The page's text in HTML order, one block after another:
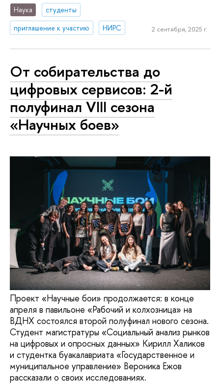
Наука
студенты
приглашение к участию
НИРС 2 сентября, 2025 г.
От собирательства до
цифровых сервисов: 2-й
полуфинал VIII сезона
«Научных боев»
Проект «Научные бои» продолжается: в конце
апреля в павильоне «Рабочий и колхозница» на
ВДНХ состоялся второй полуфинал нового сезона.
Студент магистратуры «Социальный анализ рынков
на цифровых и опросных данных» Кирилл Халиков
и студентка буакалавриата «Государственное и
муниципальное управление» Вероника Ежов
рассказали о своих исследованиях.